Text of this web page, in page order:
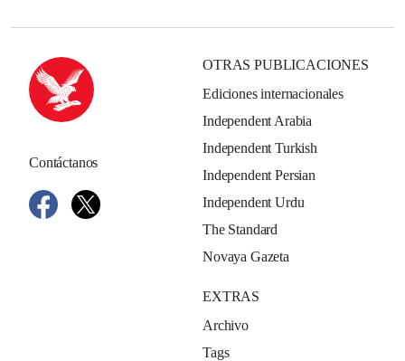
Contáctanos
OTRAS PUBLICACIONES
Ediciones internacionales
Independent Arabia
Independent Turkish
Independent Persian
Independent Urdu
The Standard
Novaya Gazeta
EXTRAS
Archivo
Tags